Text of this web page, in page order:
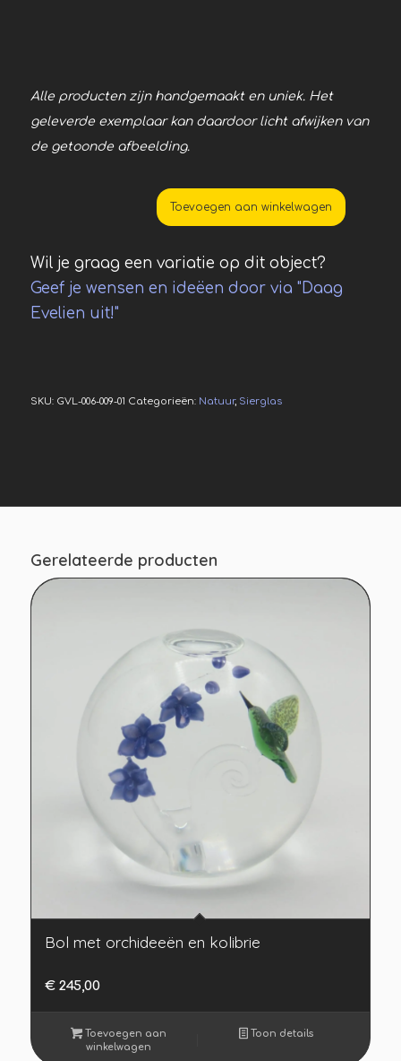
Alle producten zijn handgemaakt en uniek. Het
geleverde exemplaar kan daardoor licht afwijken van
de getoonde afbeelding.
Toevoegen aan winkelwagen
Wil je graag een variatie op dit object?
Geef je wensen en ideëen door via "Daag
Evelien uit!"
SKU: GVL-006-009-01 Categorieën: Natuur, Sierglas
Gerelateerde producten
Bol met orchideeën en kolibrie
€245,00
Toevoegen aan
winkelwagen
Toon details